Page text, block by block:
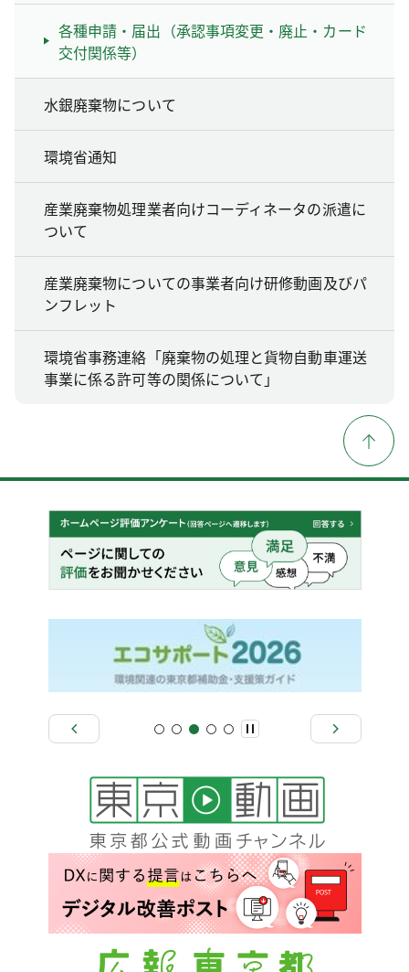
各種申請・届出（承認事項変更・廃止・カード
交付関係等）
水銀廃棄物について
環境省通知
産業廃棄物処理業者向けコーディネータの派遣に
ついて
産業廃棄物についての事業者向け研修動画及びパ
ンフレット
環境省事務連絡「廃棄物の処理と貨物自動車運送
事業に係る許可等の関係について」